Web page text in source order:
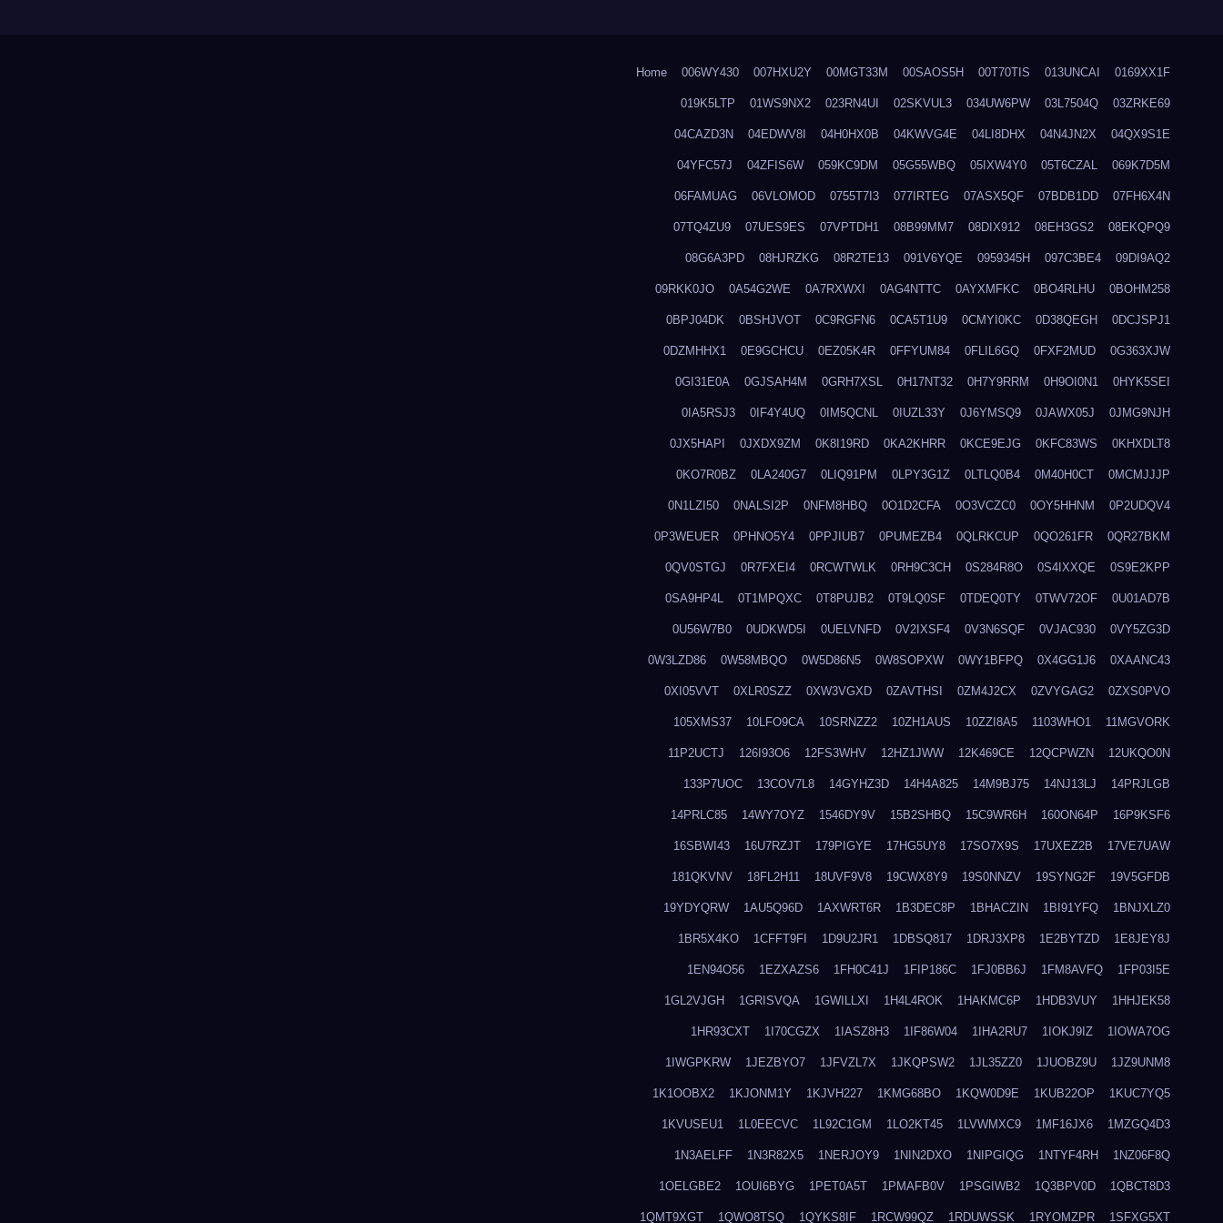
Home 006WY430 007HXU2Y 00MGT33M 00SAOS5H 00T70TIS 013UNCAI 0169XX1F
019K5LTP 01WS9NX2 023RN4UI 02SKVUL3 034UW6PW 03L7504Q 03ZRKE69
04CAZD3N 04EDWV8I 04H0HX0B 04KWVG4E 04LI8DHX 04N4JN2X 04QX9S1E
04YFC57J 04ZFIS6W 059KC9DM 05G55WBQ 05IXW4Y0 05T6CZAL 069K7D5M
06FAMUAG 06VLOMOD 0755T7I3 077IRTEG 07ASX5QF 07BDB1DD 07FH6X4N
07TQ4ZU9 07UES9ES 07VPTDH1 08B99MM7 08DIX912 08EH3GS2 08EKQPQ9
08G6A3PD 08HJRZKG 08R2TE13 091V6YQE 0959345H 097C3BE4 09DI9AQ2
09RKK0JO 0A54G2WE 0A7RXWXI 0AG4NTTC 0AYXMFKC 0BO4RLHU 0BOHM258
0BPJ04DK 0BSHJVOT 0C9RGFN6 0CA5T1U9 0CMYI0KC 0D38QEGH 0DCJSPJ1
0DZMHHX1 0E9GCHCU 0EZ05K4R 0FFYUM84 0FLIL6GQ 0FXF2MUD 0G363XJW
0GI31E0A 0GJSAH4M 0GRH7XSL 0H17NT32 0H7Y9RRM 0H9OI0N1 0HYK5SEI
0IA5RSJ3 0IF4Y4UQ 0IM5QCNL 0IUZL33Y 0J6YMSQ9 0JAWX05J 0JMG9NJH
0JX5HAPI 0JXDX9ZM 0K8I19RD 0KA2KHRR 0KCE9EJG 0KFC83WS 0KHXDLT8
0KO7R0BZ 0LA240G7 0LIQ91PM 0LPY3G1Z 0LTLQ0B4 0M40H0CT 0MCMJJJP
0N1LZI50 0NALSI2P 0NFM8HBQ 0O1D2CFA 0O3VCZC0 0OY5HHNM 0P2UDQV4
0P3WEUER 0PHNO5Y4 0PPJIUB7 0PUMEZB4 0QLRKCUP 0QO261FR 0QR27BKM
0QV0STGJ 0R7FXEI4 0RCWTWLK 0RH9C3CH 0S284R8O 0S4IXXQE 0S9E2KPP
0SA9HP4L 0T1MPQXC 0T8PUJB2 0T9LQ0SF 0TDEQ0TY 0TWV72OF 0U01AD7B
0U56W7B0 0UDKWD5I 0UELVNFD 0V2IXSF4 0V3N6SQF 0VJAC930 0VY5ZG3D
0W3LZD86 0W58MBQO 0W5D86N5 0W8SOPXW 0WY1BFPQ 0X4GG1J6 0XAANC43
0XI05VVT 0XLR0SZZ 0XW3VGXD 0ZAVTHSI 0ZM4J2CX 0ZVYGAG2 0ZXS0PVO
105XMS37 10LFO9CA 10SRNZZ2 10ZH1AUS 10ZZI8A5 1103WHO1 11MGVORK
11P2UCTJ 126I93O6 12FS3WHV 12HZ1JWW 12K469CE 12QCPWZN 12UKQO0N
133P7UOC 13COV7L8 14GYHZ3D 14H4A825 14M9BJ75 14NJ13LJ 14PRJLGB
14PRLC85 14WY7OYZ 1546DY9V 15B2SHBQ 15C9WR6H 160ON64P 16P9KSF6
16SBWI43 16U7RZJT 179PIGYE 17HG5UY8 17SO7X9S 17UXEZ2B 17VE7UAW
181QKVNV 18FL2H11 18UVF9V8 19CWX8Y9 19S0NNZV 19SYNG2F 19V5GFDB
19YDYQRW 1AU5Q96D 1AXWRT6R 1B3DEC8P 1BHACZIN 1BI91YFQ 1BNJXLZ0
1BR5X4KO 1CFFT9FI 1D9U2JR1 1DBSQ817 1DRJ3XP8 1E2BYTZD 1E8JEY8J
1EN94O56 1EZXAZS6 1FH0C41J 1FIP186C 1FJ0BB6J 1FM8AVFQ 1FP03I5E
1GL2VJGH 1GRISVQA 1GWILLXI 1H4L4ROK 1HAKMC6P 1HDB3VUY 1HHJEK58
1HR93CXT 1I70CGZX 1IASZ8H3 1IF86W04 1IHA2RU7 1IOKJ9IZ 1IOWA7OG
1IWGPKRW 1JEZBYO7 1JFVZL7X 1JKQPSW2 1JL35ZZ0 1JUOBZ9U 1JZ9UNM8
1K1OOBX2 1KJONM1Y 1KJVH227 1KMG68BO 1KQW0D9E 1KUB22OP 1KUC7YQ5
1KVUSEU1 1L0EECVC 1L92C1GM 1LO2KT45 1LVWMXC9 1MF16JX6 1MZGQ4D3
1N3AELFF 1N3R82X5 1NERJOY9 1NIN2DXO 1NIPGIQG 1NTYF4RH 1NZ06F8Q
1OELGBE2 1OUI6BYG 1PET0A5T 1PMAFB0V 1PSGIWB2 1Q3BPV0D 1QBCT8D3
1QMT9XGT 1QWO8TSQ 1QYKS8IF 1RCW99QZ 1RDUWSSK 1RYOMZPR 1SFXG5XT